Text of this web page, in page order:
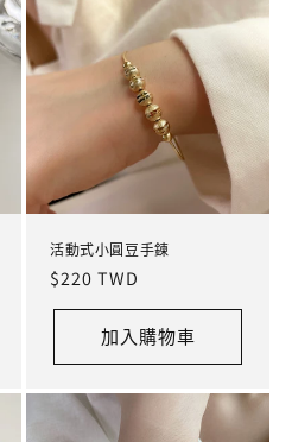
活動式小圓豆手鍊
定
價
$220 TWD
加入購物車